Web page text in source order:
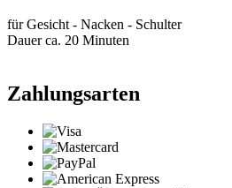
für Gesicht - Nacken - Schulter
Dauer ca. 20 Minuten
Zahlungsarten